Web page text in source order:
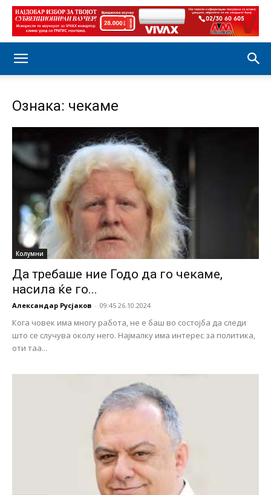
Ознака: чекаме
Колумни
Да требаше ние Годо да го чекаме,
насила ќе го...
Александар Русјаков - 09:45 26.10.2024
Кога човек има многу работа, не е баш во состојба да следи
што се случува околу него. Најмалку има интерес за политика,
оти таа...